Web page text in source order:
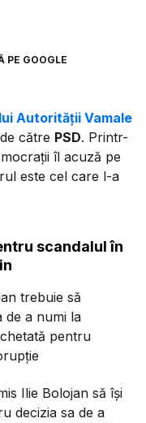
PE GOOGLE
Autorității Vamale
către PSD. Printr-
îl acuză pe
este cel care l-a
scandalul în
trebuie să
de a numi la
pentru
Ilie Bolojan să își
decizia sa de a